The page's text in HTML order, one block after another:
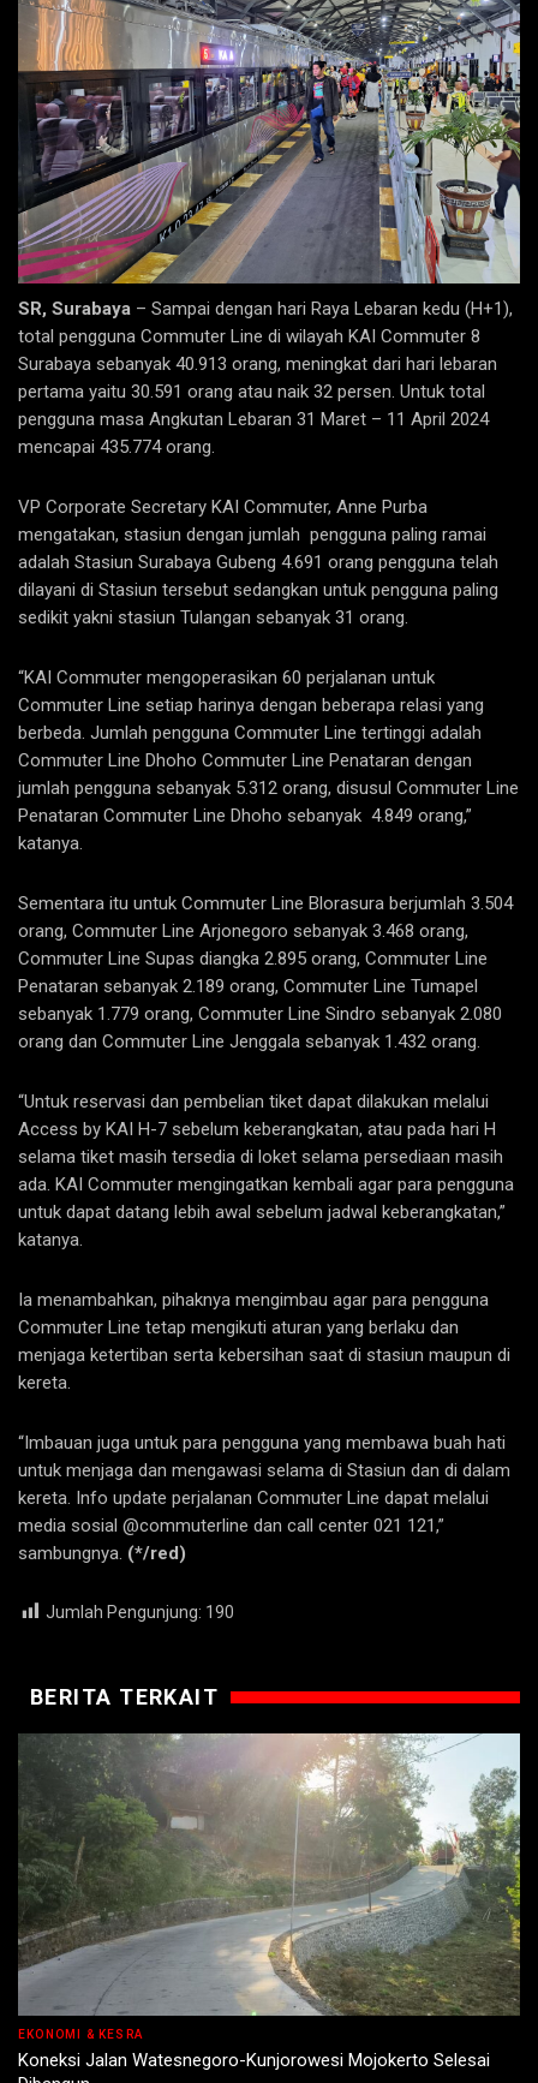
SR, Surabaya – Sampai dengan hari Raya Lebaran kedu (H+1),
total pengguna Commuter Line di wilayah KAI Commuter 8
Surabaya sebanyak 40.913 orang, meningkat dari hari lebaran
pertama yaitu 30.591 orang atau naik 32 persen. Untuk total
pengguna masa Angkutan Lebaran 31 Maret – 11 April 2024
mencapai 435.774 orang.
VP Corporate Secretary KAI Commuter, Anne Purba
mengatakan, stasiun dengan jumlah pengguna paling ramai
adalah Stasiun Surabaya Gubeng 4.691 orang pengguna telah
dilayani di Stasiun tersebut sedangkan untuk pengguna paling
sedikit yakni stasiun Tulangan sebanyak 31 orang.
“KAI Commuter mengoperasikan 60 perjalanan untuk
Commuter Line setiap harinya dengan beberapa relasi yang
berbeda. Jumlah pengguna Commuter Line tertinggi adalah
Commuter Line Dhoho Commuter Line Penataran dengan
jumlah pengguna sebanyak 5.312 orang, disusul Commuter Line
Penataran Commuter Line Dhoho sebanyak 4.849 orang,”
katanya.
Sementara itu untuk Commuter Line Blorasura berjumlah 3.504
orang, Commuter Line Arjonegoro sebanyak 3.468 orang,
Commuter Line Supas diangka 2.895 orang, Commuter Line
Penataran sebanyak 2.189 orang, Commuter Line Tumapel
sebanyak 1.779 orang, Commuter Line Sindro sebanyak 2.080
orang dan Commuter Line Jenggala sebanyak 1.432 orang.
“Untuk reservasi dan pembelian tiket dapat dilakukan melalui
Access by KAI H-7 sebelum keberangkatan, atau pada hari H
selama tiket masih tersedia di loket selama persediaan masih
ada. KAI Commuter mengingatkan kembali agar para pengguna
untuk dapat datang lebih awal sebelum jadwal keberangkatan,”
katanya.
Ia menambahkan, pihaknya mengimbau agar para pengguna
Commuter Line tetap mengikuti aturan yang berlaku dan
menjaga ketertiban serta kebersihan saat di stasiun maupun di
kereta.
“Imbauan juga untuk para pengguna yang membawa buah hati
untuk menjaga dan mengawasi selama di Stasiun dan di dalam
kereta. Info update perjalanan Commuter Line dapat melalui
media sosial @commuterline dan call center 021 121,”
sambungnya. (*/red)
Jumlah Pengunjung: 190
BERITA TERKAIT
EKONOMI & KESRA
Koneksi Jalan Watesnegoro-Kunjorowesi Mojokerto Selesai